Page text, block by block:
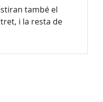
també el
i la resta de